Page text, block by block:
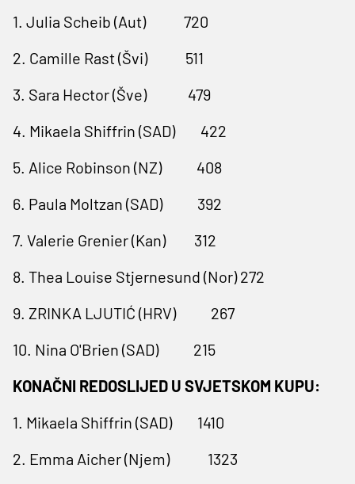
1. Julia Scheib (Aut) 720
2. Camille Rast (Švi) 511
3. Sara Hector (Šve) 479
4. Mikaela Shiffrin (SAD) 422
5. Alice Robinson (NZ) 408
6. Paula Moltzan (SAD) 392
7. Valerie Grenier (Kan) 312
8. Thea Louise Stjernesund (Nor) 272
9. ZRINKA LJUTIĆ (HRV) 267
10. Nina O'Brien (SAD) 215
KONAČNI REDOSLIJED U SVJETSKOM KUPU:
1. Mikaela Shiffrin (SAD) 1410
2. Emma Aicher (Njem) 1323